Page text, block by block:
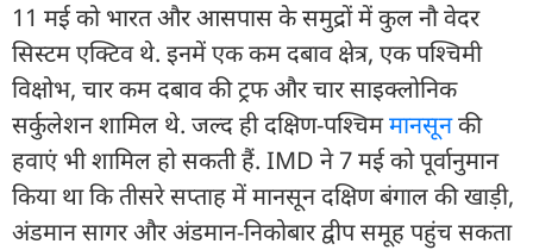
11 मई को भारत और आसपास के समुद्रों में कुल नौ वेदर
सिस्टम एक्टिव थे. इनमें एक कम दबाव क्षेत्र, एक पश्चिमी
विक्षोभ, चार कम दबाव की ट्रफ और चार साइक्लोनिक
सर्कुलेशन शामिल थे. जल्द ही दक्षिण-पश्चिममानसूनकी
हवाएं भी शामिल हो सकती हैं. IMD ने 7 मई को पूर्वानुमान
किया था कि तीसरे सप्ताह में मानसून दक्षिण बंगाल की खाड़ी,
अंडमान सागर और अंडमान-निकोबार द्वीप समूह पहुंच सकता